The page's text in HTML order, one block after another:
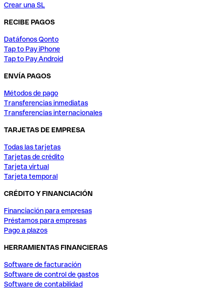
Crear una SL
RECIBE PAGOS
Datáfonos Qonto
Tap to Pay iPhone
Tap to Pay Android
ENVÍA PAGOS
Métodos de pago
Transferencias inmediatas
Transferencias internacionales
TARJETAS DE EMPRESA
Todas las tarjetas
Tarjetas de crédito
Tarjeta virtual
Tarjeta temporal
CRÉDITO Y FINANCIACIÓN
Financiación para empresas
Préstamos para empresas
Pago a plazos
HERRAMIENTAS FINANCIERAS
Software de facturación
Software de control de gastos
Software de contabilidad